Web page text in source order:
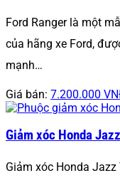
Ford Ranger là một
của hãng xe Ford,
mạnh…
Giá bán: 7.200.000
Giảm xóc Honda
Giảm xóc Honda